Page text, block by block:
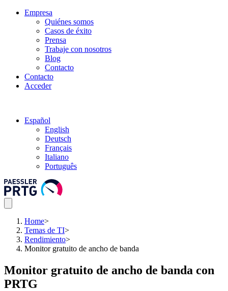
Empresa
Quiénes somos
Casos de éxito
Prensa
Trabaje con nosotros
Blog
Contacto
Contacto
Acceder
Español
English
Deutsch
Français
Italiano
Português
Home>
Temas de TI>
Rendimiento>
Monitor gratuito de ancho de banda
Monitor gratuito de ancho de banda con
PRTG